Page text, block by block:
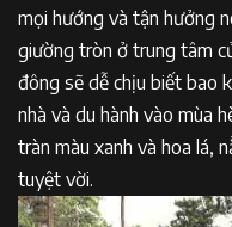
mọi hướng và tận hưởng
giường tròn ở trung tâm
đông sẽ dễ chịu biết bao
nhà và du hành vào mùa
tràn màu xanh và hoa lá,
tuyệt vời.